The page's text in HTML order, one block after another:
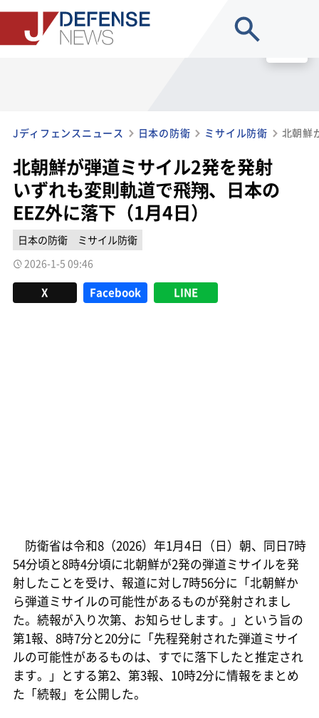
Jディフェンスニュース 日本の防衛 ミサイル防衛
北朝鮮が弾道ミサイル2発を発射
いずれも変則軌道で飛翔、日本の
EEZ外に落下（1月4日）
日本の防衛
ミサイル防衛
2026-1-5 09:46
X Facebook LINE
防衛省は令和8（2026）年1月4日（日）朝、同日7時
54分頃と8時4分頃に北朝鮮が2発の弾道ミサイルを発
射したことを受け、報道に対し7時56分に「北朝鮮か
ら弾道ミサイルの可能性があるものが発射されまし
た。続報が入り次第、お知らせします。」という旨の
第1報、8時7分と20分に「先程発射された弾道ミサイ
ルの可能性があるものは、すでに落下したと推定され
ます。」とする第2、第3報、10時2分に情報をまとめ
た「続報」を公開した。